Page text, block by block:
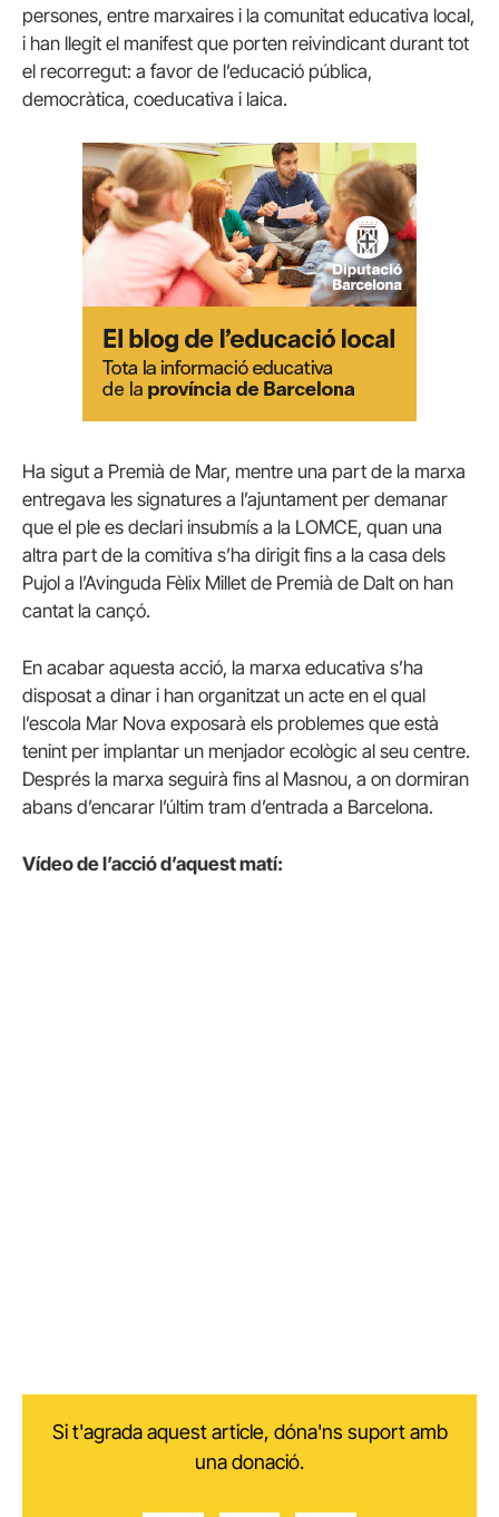
persones, entre marxaires i la comunitat educativa local,
i han llegit el manifest que porten reivindicant durant tot
el recorregut: a favor de l’educació pública,
democràtica, coeducativa i laica.
Ha sigut a Premià de Mar, mentre una part de la marxa
entregava les signatures a l’ajuntament per demanar
que el ple es declari insubmís a la LOMCE, quan una
altra part de la comitiva s’ha dirigit fins a la casa dels
Pujol a l’Avinguda Fèlix Millet de Premià de Dalt on han
cantat la cançó.
En acabar aquesta acció, la marxa educativa s’ha
disposat a dinar i han organitzat un acte en el qual
l’escola Mar Nova exposarà els problemes que està
tenint per implantar un menjador ecològic al seu centre.
Després la marxa seguirà fins al Masnou, a on dormiran
abans d’encarar l’últim tram d’entrada a Barcelona.
Vídeo de l’acció d’aquest matí:
Si t'agrada aquest article, dóna'ns suport amb
una donació.